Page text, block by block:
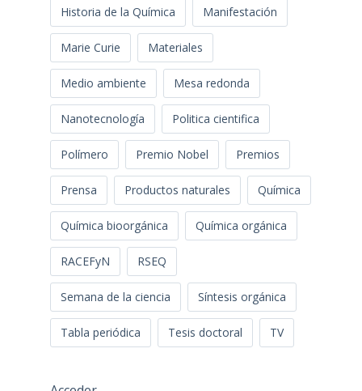
Historia de la Química Manifestación
Marie Curie Materiales
Medio ambiente Mesa redonda
Nanotecnología Politica cientifica
Polímero Premio Nobel Premios
Prensa Productos naturales Química
Química bioorgánica Química orgánica
RACEFyN RSEQ
Semana de la ciencia Síntesis orgánica
Tabla periódica Tesis doctoral TV